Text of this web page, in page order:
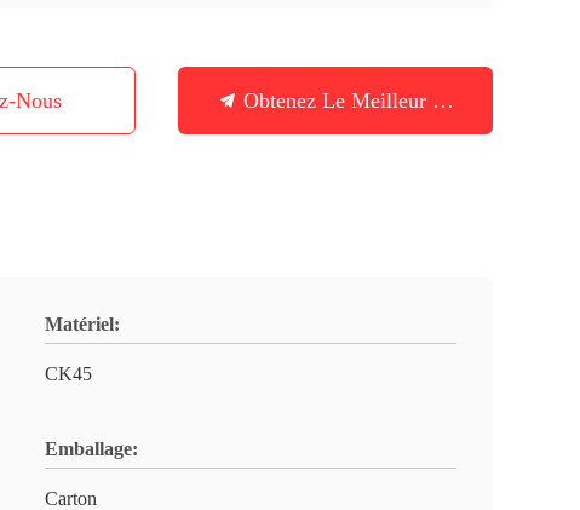
Nous Obtenez Le Meilleur Prix
Matériel:
CK45
Emballage:
Carton